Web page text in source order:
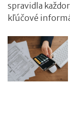
spravidla
kľúčové